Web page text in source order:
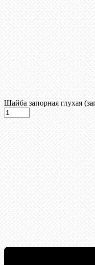
Шайба запорная глухая